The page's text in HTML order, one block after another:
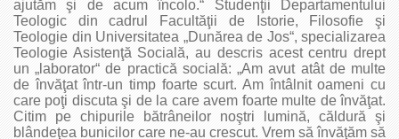
ajutăm şi de acum încolo.“ Studenţii Departamentului
Teologic din cadrul Facultăţii de Istorie, Filosofie şi
Teologie din Universitatea „Dunărea de Jos“, specializarea
Teologie Asistenţă Socială, au descris acest centru drept
un „laborator“ de practică socială: „Am avut atât de multe
de învăţat într-un timp foarte scurt. Am întâlnit oameni cu
care poţi discuta şi de la care avem foarte multe de învăţat.
Citim pe chipurile bătrâneilor noştri lumină, căldură şi
blândeţea bunicilor care ne-au crescut. Vrem să învăţăm să